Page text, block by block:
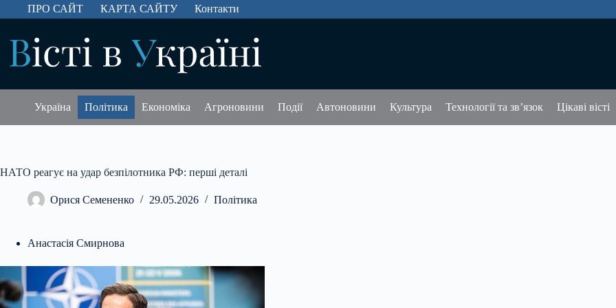
Перейти
до
ПРО САЙТ КАРТА САЙТУ Контакти
Україна Політика Економіка Агроновини Події Автоновини Культура Технології та зв’язок Цікаві вісті
НАТО реагує на удар безпілотника РФ: перші деталі
Орися Семененко 29.05.2026 Політика
Анастасія Смирнова